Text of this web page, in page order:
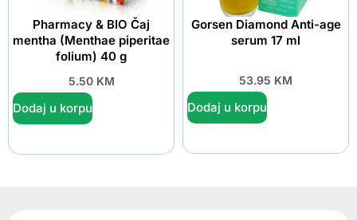
Pharmacy & BIO Čaj
mentha (Menthae piperitae
folium) 40 g
5.50 KM
Dodaj u korpu
Gorsen Diamond Anti-age
serum 17 ml
53.95 KM
Dodaj u korpu